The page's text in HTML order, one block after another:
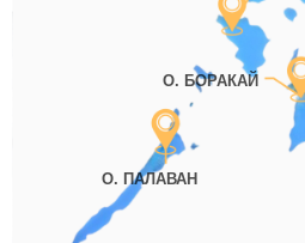
О. БОРАКАЙ
О. ПАЛАВАН